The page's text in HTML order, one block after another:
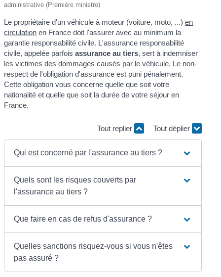
administrative (Première ministre)
Le propriétaire d'un véhicule à moteur (voiture, moto, ...)en
circulation en France doit l'assurer avec au minimum la
garantie responsabilité civile. L'assurance responsabilité
civile, appelée parfoisassurance au tiers, sert à indemniser
les victimes des dommages causés par le véhicule. Le non-
respect de l'obligation d'assurance est puni pénalement.
Cette obligation vous concerne quelle que soit votre
nationalité et quelle que soit la durée de votre séjour en
France.
Tout replier Tout déplier
Qui est concerné par l'assurance au tiers ?
Quels sont les risques couverts par
l'assurance au tiers ?
Que faire en cas de refus d'assurance ?
Quelles sanctions risquez-vous si vous n'êtes
pas assuré ?